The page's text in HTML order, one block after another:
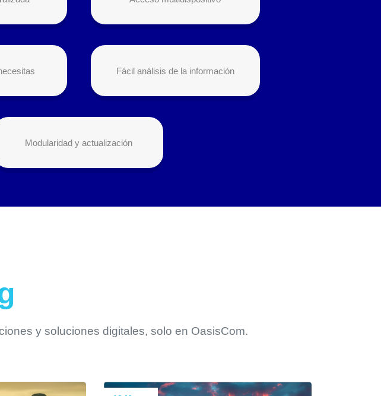
Fácil análisis de la información
Modularidad y actualización
y soluciones digitales, solo en OasisCom.